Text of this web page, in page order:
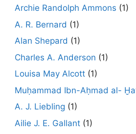
Archie Randolph Ammons (1)
A. R. Bernard (1)
Alan Shepard (1)
Charles A. Anderson (1)
Louisa May Alcott (1)
Muḥammad Ibn-Aḥmad al-
A. J. Liebling (1)
Ailie J. E. Gallant (1)